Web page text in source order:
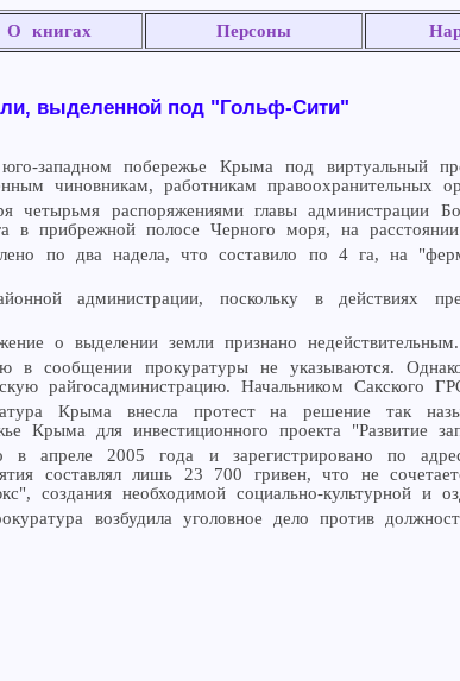
О книгах Персоны
выделенной под "Гольф-Сити"
побережье Крыма под виртуальный
чиновникам, работникам правоохранительных
четырьмя распоряжениями главы администрации
полосе Черного моря, на
по два надела, что составило по 4 га, на
администрации, поскольку в действиях
о выделении земли признано недействительным.
сообщении прокуратуры не указываются.
райгосадминистрацию. Начальником
Крыма внесла протест на решение так
Крыма для инвестиционного проекта "Развитие
2005 года и зарегистрировано по
составлял лишь 23 700 гривен, что не
создания необходимой социально-культурной и
возбудила уголовное дело против